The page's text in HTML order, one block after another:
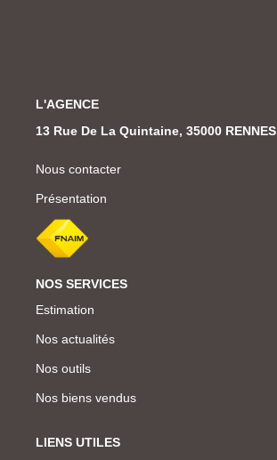
L'AGENCE
13 Rue De La Quintaine, 35000 RENNES
Nous contacter
Présentation
NOS SERVICES
Estimation
Nos actualités
Nos outils
Nos biens vendus
LIENS UTILES